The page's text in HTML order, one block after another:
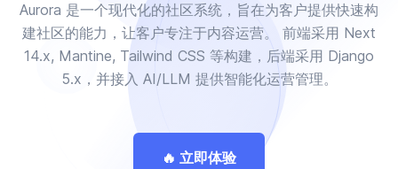
Aurora 是一个现代化的社区系统，旨在为客户提供快速构
建社区的能力，让客户专注于内容运营。 前端采用 Next
14.x, Mantine, Tailwind CSS 等构建，后端采用 Django
5.x，并接入 AI/LLM 提供智能化运营管理。
🔥 立即体验